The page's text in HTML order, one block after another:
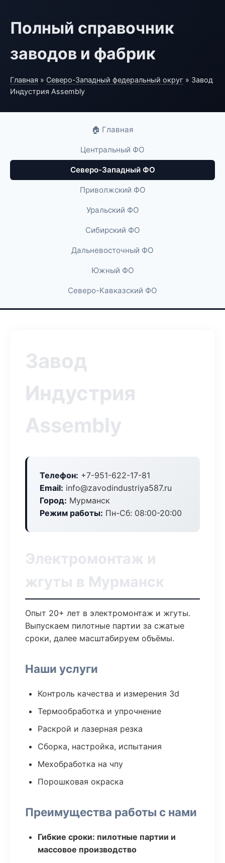
Полный справочник
заводов и фабрик
Главная » Северо-Западный федеральный округ » Завод
Индустрия Assembly
🏠 Главная
Центральный ФО
Северо-Западный ФО
Приволжский ФО
Уральский ФО
Сибирский ФО
Дальневосточный ФО
Южный ФО
Северо-Кавказский ФО
Завод
Индустрия
Assembly
Телефон: +7-951-622-17-81
Email: info@zavodindustriya587.ru
Город: Мурманск
Режим работы: Пн-Сб: 08:00-20:00
Электромонтаж и
жгуты в Мурманск
Опыт 20+ лет в электромонтаж и жгуты.
Выпускаем пилотные партии за сжатые
сроки, далее масштабируем объёмы.
Наши услуги
Контроль качества и измерения 3d
Термообработка и упрочнение
Раскрой и лазерная резка
Сборка, настройка, испытания
Мехобработка на чпу
Порошковая окраска
Преимущества работы с нами
Гибкие сроки: пилотные партии и
массовое производство